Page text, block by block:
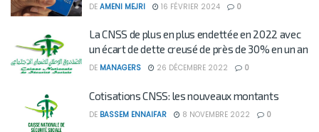
DE AMENI MEJRI 16 FÉVRIER 2024 0
La CNSS de plus en plus endettée en 2022 avec
un écart de dette creusé de près de 30% en un an
DE MANAGERS 26 DÉCEMBRE 2022 0
Cotisations CNSS: les nouveaux montants
DE BASSEM ENNAIFAR 8 NOVEMBRE 2022 0